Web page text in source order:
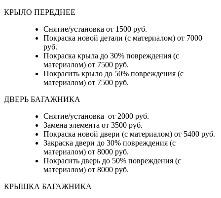
КРЫЛО ПЕРЕДНЕЕ
Снятие/установка от 1500 руб.
Покраска новой детали (с материалом) от 7000
руб.
Покраска крыла до 30% повреждения (с
материалом) от 7500 руб.
Покрасить крыло до 50% повреждения (с
материалом) от 7500 руб.
ДВЕРЬ БАГАЖНИКА
Снятие/установка от 2000 руб.
Замена элемента от 3500 руб.
Покраска новой двери (с материалом) от 5400 руб.
Закраска двери до 30% повреждения (с
материалом) от 8000 руб.
Покрасить дверь до 50% повреждения (с
материалом) от 8000 руб.
КРЫШКА БАГАЖНИКА